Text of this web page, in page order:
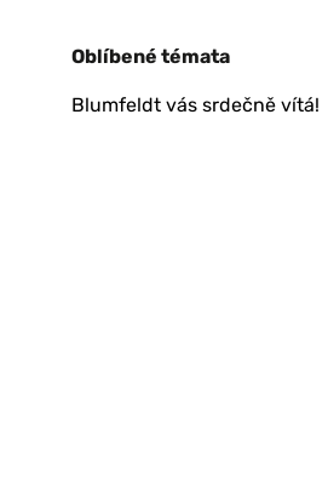
Oblíbené témata
Blumfeldt vás srdečně vítá!